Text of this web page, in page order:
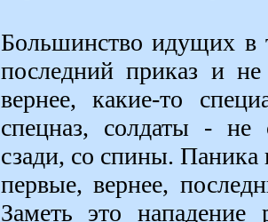
Большинство идущих в
последний приказ и
вернее, какие-то
спецназ, солдаты -
сзади, со спины. Паника
первые, вернее,
Заметь это